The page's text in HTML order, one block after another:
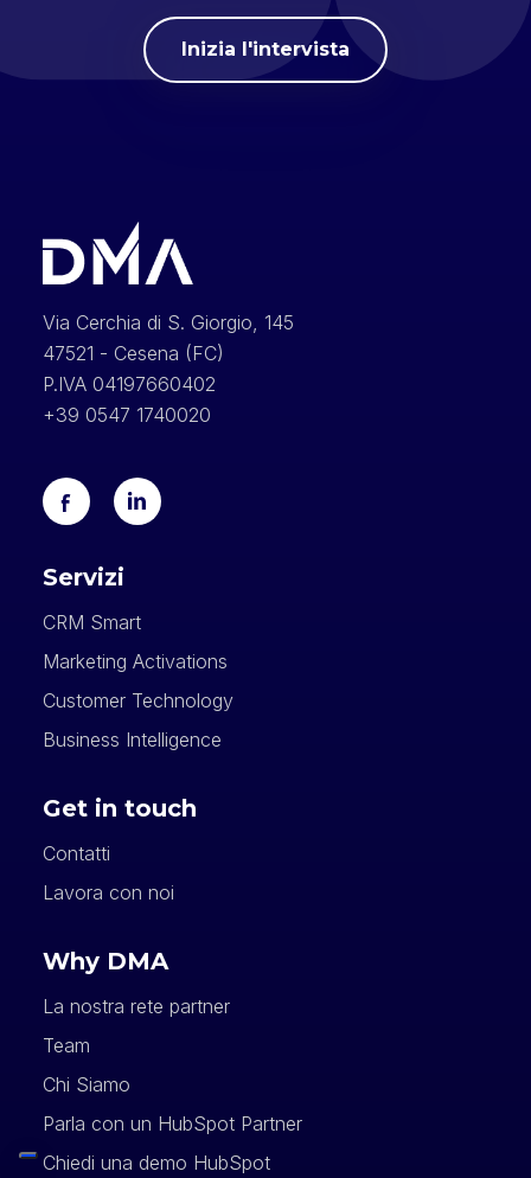
Inizia l'intervista
Via Cerchia di S. Giorgio, 145
47521 - Cesena (FC)
P.IVA 04197660402
+39 0547 1740020
Servizi
CRM Smart
Marketing Activations
Customer Technology
Business Intelligence
Get in touch
Contatti
Lavora con noi
Why DMA
La nostra rete partner
Team
Chi Siamo
Parla con un HubSpot Partner
Chiedi una demo HubSpot